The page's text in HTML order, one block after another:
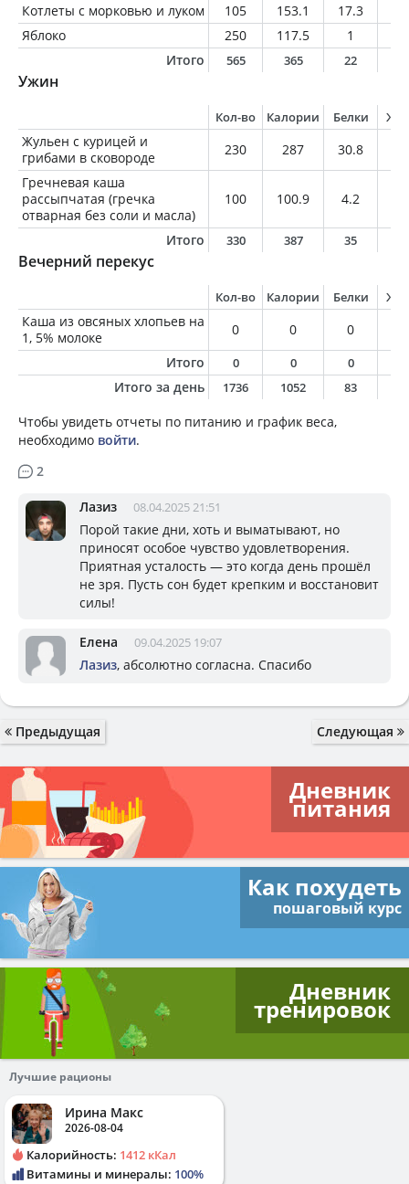
Котлеты с морковью и луком
105 153.1 17.3
Яблоко
250 117.5 1
Итого
565 365 22
Ужин
Кол-во Калории Белки
Жульен с курицей и
грибами в сковороде
230 287 30.8
Гречневая каша
рассыпчатая (гречка
отварная без соли и масла)
100 100.9 4.2
Итого 330 387 35
Вечерний перекус
Кол-во Калории Белки
Каша из овсяных хлопьев на
1, 5% молоке
0 0 0
Итого
0 0 0
Итого за день 1736 1052 83
Чтобы увидеть отчеты по питанию и график веса,
необходимо войти.
2
Лазиз 08.04.2025 21:51
Порой такие дни, хоть и выматывают, но
приносят особое чувство удовлетворения.
Приятная усталость — это когда день прошёл
не зря. Пусть сон будет крепким и восстановит
силы!
Елена 09.04.2025 19:07
Лазиз, абсолютно согласна. Спасибо
Предыдущая Следующая
Дневник
питания
Как похудеть
пошаговый курс
Дневник
тренировок
Лучшие рационы
Ирина Макс
2026-08-04
Калорийность: 1412 кКал
Витамины и минералы: 100%